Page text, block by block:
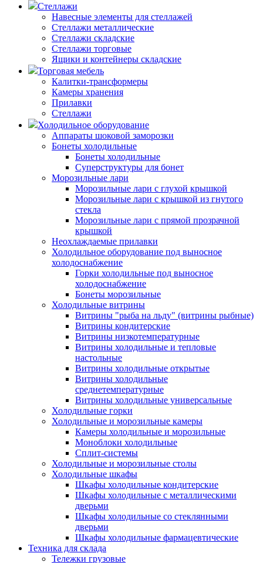
Стеллажи
Навесные элементы для стеллажей
Стеллажи металлические
Стеллажи складские
Стеллажи торговые
Ящики и контейнеры складские
Торговая мебель
Калитки-трансформеры
Камеры хранения
Прилавки
Стеллажи
Холодильное оборудование
Аппараты шоковой заморозки
Бонеты холодильные
Бонеты холодильные
Суперструктуры для бонет
Морозильные лари
Морозильные лари с глухой крышкой
Морозильные лари с крышкой из гнутого
стекла
Морозильные лари с прямой прозрачной
крышкой
Неохлаждаемые прилавки
Холодильное оборудование под выносное
холодоснабжение
Горки холодильные под выносное
холодоснабжение
Бонеты морозильные
Холодильные витрины
Витрины "рыба на льду" (витрины рыбные)
Витрины кондитерские
Витрины низкотемпературные
Витрины холодильные и тепловые
настольные
Витрины холодильные открытые
Витрины холодильные
среднетемпературные
Витрины холодильные универсальные
Холодильные горки
Холодильные и морозильные камеры
Камеры холодильные и морозильные
Моноблоки холодильные
Сплит-системы
Холодильные и морозильные столы
Холодильные шкафы
Шкафы холодильные кондитерские
Шкафы холодильные с металлическими
дверьми
Шкафы холодильные со стеклянными
дверьми
Шкафы холодильные фармацевтические
Техника для склада
Тележки грузовые